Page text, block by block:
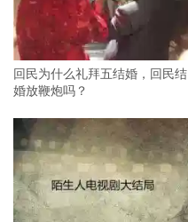
回民为什么礼拜五结婚，回民结
婚放鞭炮吗？